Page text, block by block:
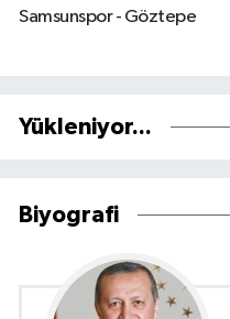
Samsunspor - Göztepe
Yükleniyor...
Biyografi